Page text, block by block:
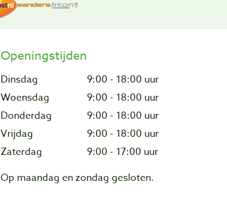
Openingstijden
Dinsdag
9:00 - 18:00 uur
Woensdag
9:00 - 18:00 uur
Donderdag
9:00 - 18:00 uur
Vrijdag
9:00 - 18:00 uur
Zaterdag
9:00 - 17:00 uur
Op maandag en zondag gesloten.